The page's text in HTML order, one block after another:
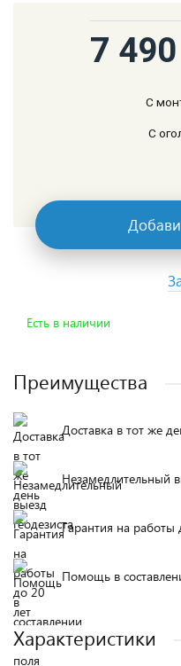
Есть в наличии
7
С
С
Преимущества
Доставка в тот же
Незамедлительный
Гарантия на работы
Помощь в
Характеристики